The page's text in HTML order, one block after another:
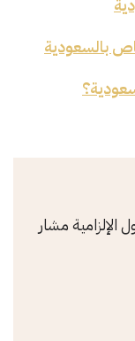
بالسعودية
الإلزامية مشار